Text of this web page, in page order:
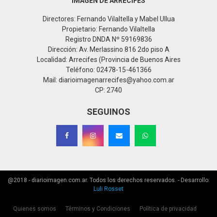
Directores: Fernando Vilaltella y Mabel Ullua
Propietario: Fernando Vilaltella
Registro DNDA Nº 59169836
Dirección: Av. Merlassino 816 2do piso A
Localidad: Arrecifes (Provincia de Buenos Aires
Teléfono: 02478-15-461366
Mail: diarioimagenarrecifes@yahoo.com.ar
CP: 2740
SEGUINOS
@2018 - diarioimagen.com.ar. Todos los derechos reservados. - Desarrollo:
Luli Rosset
Quienes somos Términos y Condiciones Política de privacidad